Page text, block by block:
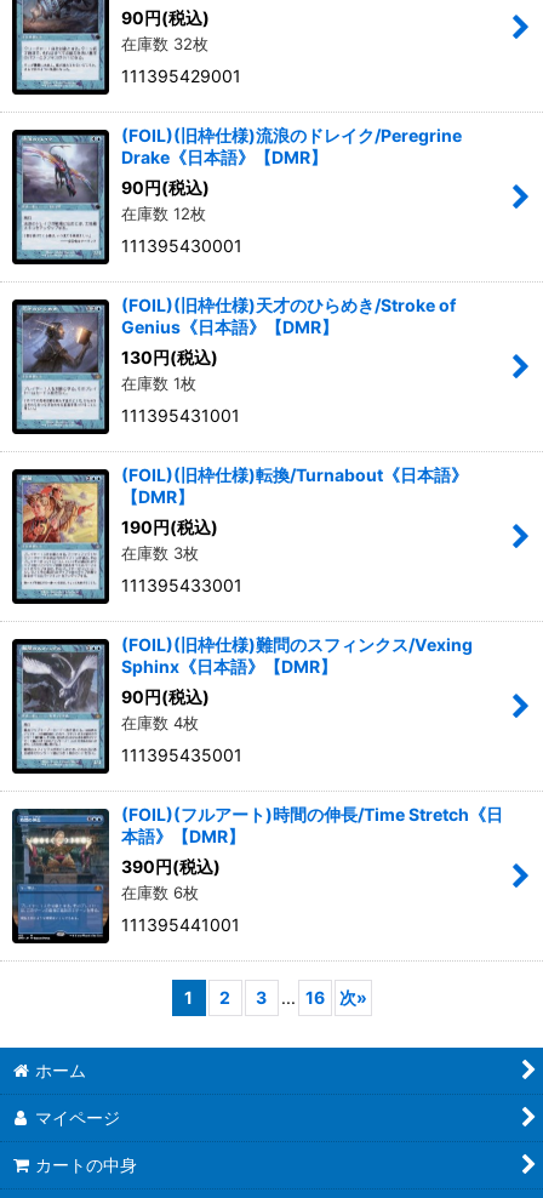
90円(税込)
在庫数 32枚
111395429001
(FOIL)(旧枠仕様)流浪のドレイク/Peregrine
Drake《日本語》【DMR】
90円(税込)
在庫数 12枚
111395430001
(FOIL)(旧枠仕様)天才のひらめき/Stroke of
Genius《日本語》【DMR】
130円(税込)
在庫数 1枚
111395431001
(FOIL)(旧枠仕様)転換/Turnabout《日本語》
【DMR】
190円(税込)
在庫数 3枚
111395433001
(FOIL)(旧枠仕様)難問のスフィンクス/Vexing
Sphinx《日本語》【DMR】
90円(税込)
在庫数 4枚
111395435001
(FOIL)(フルアート)時間の伸長/Time Stretch《日
本語》【DMR】
390円(税込)
在庫数 6枚
111395441001
1 2 3 ... 16 次»
ホーム
マイページ
カートの中身